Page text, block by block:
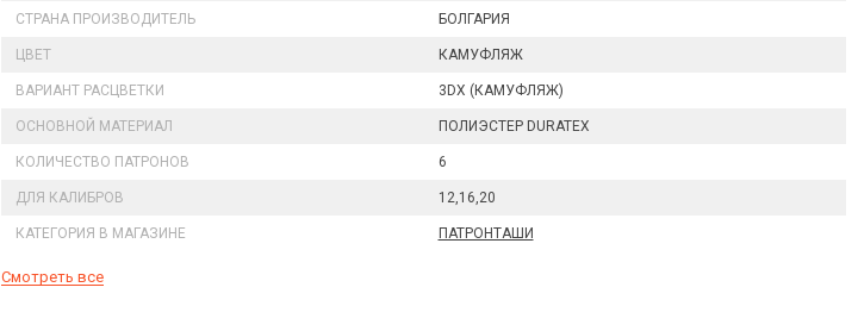
СТРАНА ПРОИЗВОДИТЕЛЬ БОЛГАРИЯ
ЦВЕТ КАМУФЛЯЖ
ВАРИАНТ РАСЦВЕТКИ 3DX (КАМУФЛЯЖ)
ОСНОВНОЙ МАТЕРИАЛ ПОЛИЭСТЕР DURATEX
КОЛИЧЕСТВО ПАТРОНОВ 6
ДЛЯ КАЛИБРОВ 12,16,20
КАТЕГОРИЯ В МАГАЗИНЕ ПАТРОНТАШИ
Смотреть все